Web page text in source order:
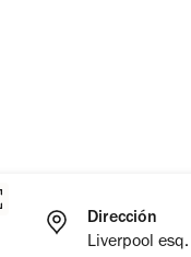
Dirección
Liverpool